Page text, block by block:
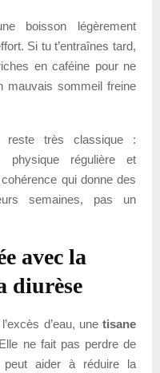
boisson légèrement
Si tu t’entraînes tard,
en caféine pour ne
mauvais sommeil freine
très classique :
physique régulière et
qui donne des
semaines, pas un
avec la
diurèse
d’eau, une tisane
ne fait pas perdre de
peut aider à réduire la